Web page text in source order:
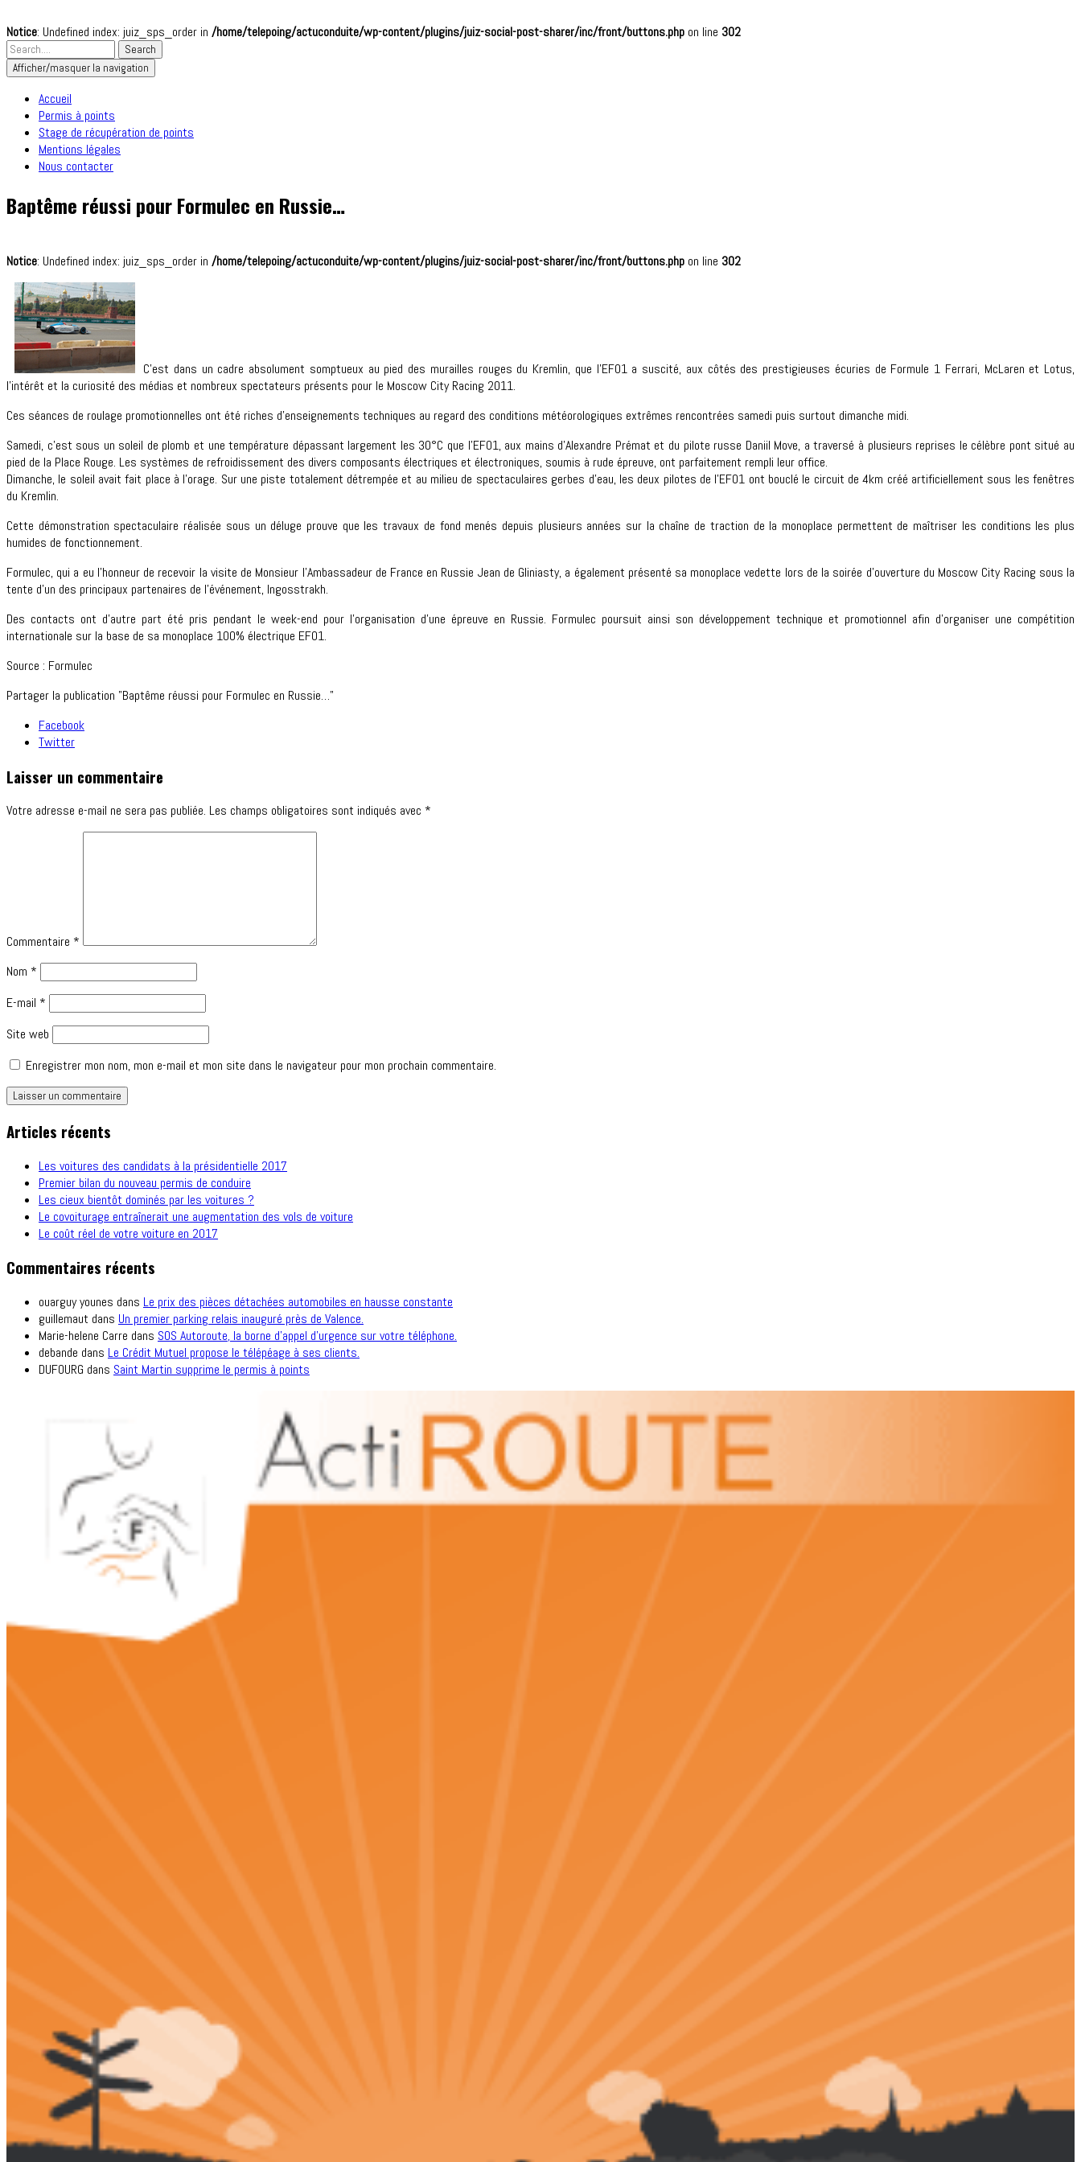
Notice: Undefined index: juiz_sps_order in /home/telepoing/actuconduite/wp-content/plugins/juiz-social-post-sharer/inc/front/buttons.php on line 302
Afficher/masquer la navigation
Accueil
Permis à points
Stage de récupération de points
Mentions légales
Nous contacter
Baptême réussi pour Formulec en Russie…
Notice: Undefined index: juiz_sps_order in /home/telepoing/actuconduite/wp-content/plugins/juiz-social-post-sharer/inc/front/buttons.php on line 302
C’est dans un cadre absolument somptueux au pied des murailles rouges du Kremlin, que l’EF01 a suscité, aux côtés des prestigieuses écuries de Formule 1 Ferrari, McLaren et Lotus,
l’intérêt et la curiosité des médias et nombreux spectateurs présents pour le Moscow City Racing 2011.
Ces séances de roulage promotionnelles ont été riches d’enseignements techniques au regard des conditions météorologiques extrêmes rencontrées samedi puis surtout dimanche midi.
Samedi, c’est sous un soleil de plomb et une température dépassant largement les 30°C que l’EF01, aux mains d’Alexandre Prémat et du pilote russe Daniil Move, a traversé à plusieurs reprises le célèbre pont situé au
pied de la Place Rouge. Les systèmes de refroidissement des divers composants électriques et électroniques, soumis à rude épreuve, ont parfaitement rempli leur office.
Dimanche, le soleil avait fait place à l’orage. Sur une piste totalement détrempée et au milieu de spectaculaires gerbes d’eau, les deux pilotes de l’EF01 ont bouclé le circuit de 4km créé artificiellement sous les fenêtres
du Kremlin.
Cette démonstration spectaculaire réalisée sous un déluge prouve que les travaux de fond menés depuis plusieurs années sur la chaîne de traction de la monoplace permettent de maîtriser les conditions les plus
humides de fonctionnement.
Formulec, qui a eu l’honneur de recevoir la visite de Monsieur l’Ambassadeur de France en Russie Jean de Gliniasty, a également présenté sa monoplace vedette lors de la soirée d’ouverture du Moscow City Racing sous la
tente d’un des principaux partenaires de l’événement, Ingosstrakh.
Des contacts ont d’autre part été pris pendant le week-end pour l’organisation d’une épreuve en Russie. Formulec poursuit ainsi son développement technique et promotionnel afin d’organiser une compétition
internationale sur la base de sa monoplace 100% électrique EF01.
Source : Formulec
Partager la publication "Baptême réussi pour Formulec en Russie…"
Facebook
Twitter
Laisser un commentaire
Votre adresse e-mail ne sera pas publiée. Les champs obligatoires sont indiqués avec *
Commentaire *
Nom *
E-mail *
Site web
Enregistrer mon nom, mon e-mail et mon site dans le navigateur pour mon prochain commentaire.
Articles récents
Les voitures des candidats à la présidentielle 2017
Premier bilan du nouveau permis de conduire
Les cieux bientôt dominés par les voitures ?
Le covoiturage entraînerait une augmentation des vols de voiture
Le coût réel de votre voiture en 2017
Commentaires récents
ouarguy younes dans Le prix des pièces détachées automobiles en hausse constante
guillemaut dans Un premier parking relais inauguré près de Valence.
Marie-helene Carre dans SOS Autoroute, la borne d’appel d’urgence sur votre téléphone.
debande dans Le Crédit Mutuel propose le télépéage à ses clients.
DUFOURG dans Saint Martin supprime le permis à points